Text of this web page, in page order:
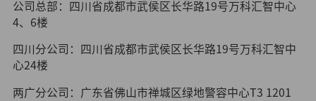
公司总部：四川省成都市武侯区长华路19号万科汇智中心
4、6楼
四川分公司：四川省成都市武侯区长华路19号万科汇智中
心24楼
两广分公司：广东省佛山市禅城区绿地警容中心T3 1201